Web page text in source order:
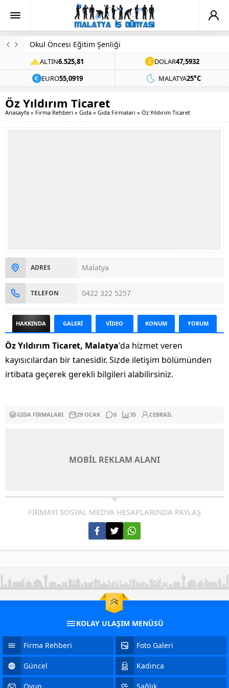
Okul Öncesi Eğitim Şenliği
ALTIN6.525,81 DOLAR47,5932
EURO55,0919 MALATYA25°C
Öz Yıldırım Ticaret
Anasayfa » Firma Rehberi » Gıda » Gıda Firmaları » Öz Yıldırım Ticaret
ADRES Malatya
TELEFON 0422 322 5257
HAKKINDA GALERİ VİDEO KONUM YORUM
Öz Yıldırım Ticaret, Malatya'da hizmet veren
kayısıcılardan bir tanesidir. Sizde iletişim bölümünden
irtibata geçerek gerekli bilgileri alabilirsiniz.
GIDA FIRMALARI 29 OCAK 0 35 CEBRAIL
MOBİL REKLAM ALANI
FİRMAYI SOSYAL MEDYA HESAPLARINDA PAYLAŞ
KOLAY ULAŞIM MENÜSÜ
Firma Rehberi Foto Galeri
Güncel Kadınca